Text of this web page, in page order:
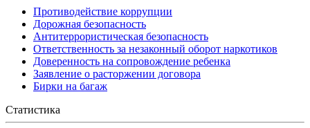
Противодействие коррупции
Дорожная безопасность
Антитеррористическая безопасность
Ответственность за незаконный оборот наркотиков
Доверенность на сопровождение ребенка
Заявление о расторжении договора
Бирки на багаж
Статистика